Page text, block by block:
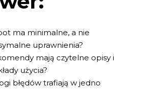
ma minimalne, a nie
uprawnienia?
mają czytelne opisy i
użycia?
błędów trafiają w jedno